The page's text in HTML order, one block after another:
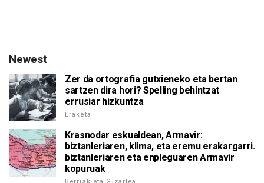
Newest
Zer da ortografia gutxieneko eta bertan
sartzen dira hori? Spelling behintzat
errusiar hizkuntza
Eraketa
Krasnodar eskualdean, Armavir:
biztanleriaren, klima, eta eremu erakargarri.
biztanleriaren eta enpleguaren Armavir
kopuruak